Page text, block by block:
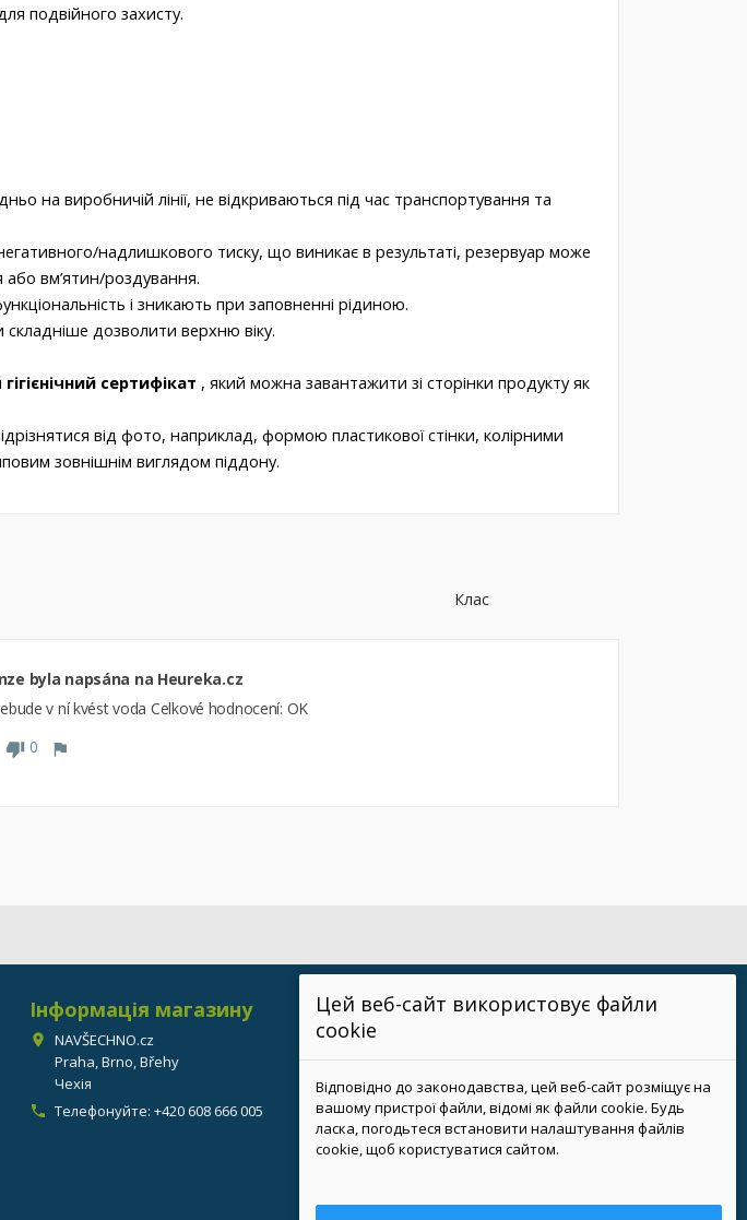
подвійного захисту.
на виробничій лінії, не відкриваються під час транспортування та
надлишкового тиску, що виникає в результаті, резервуар може
вм’ятин/роздування.
і зникають при заповненні рідиною.
дозволити верхню віку.
гігієнічний сертифікат , який можна завантажити зі сторінки продукту як
від фото, наприклад, формою пластикової стінки, колірними
зовнішнім виглядом піддону.
Клас
byla napsána na Heureka.cz
v ní kvést voda Celkové hodnocení: OK
0
Інформація магазину

NAVŠECHNO.cz
Praha, Brno, Břehy
Чехія
 Телефонуйте: +420 608 666 005
Цей веб-сайт використовує файли
cookie
Відповідно до законодавства, цей веб-сайт розміщує на
вашому пристрої файли, відомі як файли cookie. Будь
ласка, погодьтеся встановити налаштування файлів
cookie, щоб користуватися сайтом.